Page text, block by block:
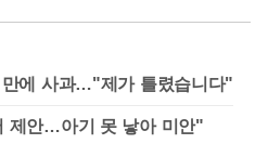
만에 사과…"제가 틀렸습니다"
제안…아기 못 낳아 미안"